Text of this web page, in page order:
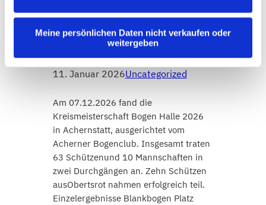
Meine persönlichen Daten nicht verkaufen oder
weitergeben
Ergebnisse
Kreismeisterschaft
Bogen Halle 2026
11. Januar 2026Uncategorized
Am 07.12.2026 fand die
Kreismeisterschaft Bogen Halle 2026
in Achernstatt, ausgerichtet vom
Acherner Bogenclub. Insgesamt traten
63 Schützenund 10 Mannschaften in
zwei Durchgängen an. Zehn Schützen
ausObertsrot nahmen erfolgreich teil.
Einzelergebnisse Blankbogen Platz